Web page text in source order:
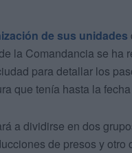
de sus unidades
la Comandancia se ha
para detallar los
que tenía hasta la
a dividirse en dos
de presos y otro